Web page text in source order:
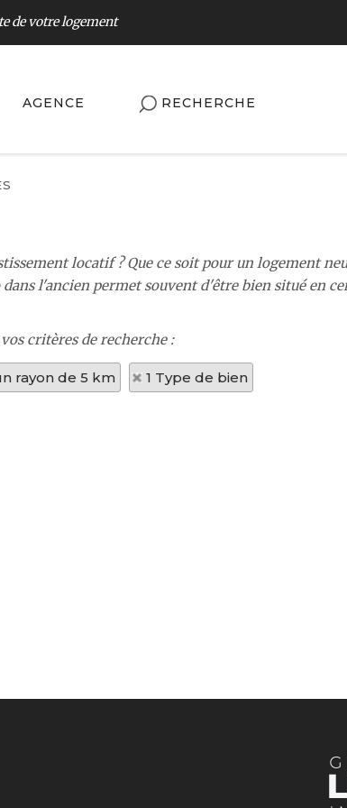
de votre logement
AGENCE RECHERCHE
locatif ? Que ce soit pour un logement
l'ancien permet souvent d'être bien situé en
critères de recherche :
rayon de 5 km 1 Type de bien